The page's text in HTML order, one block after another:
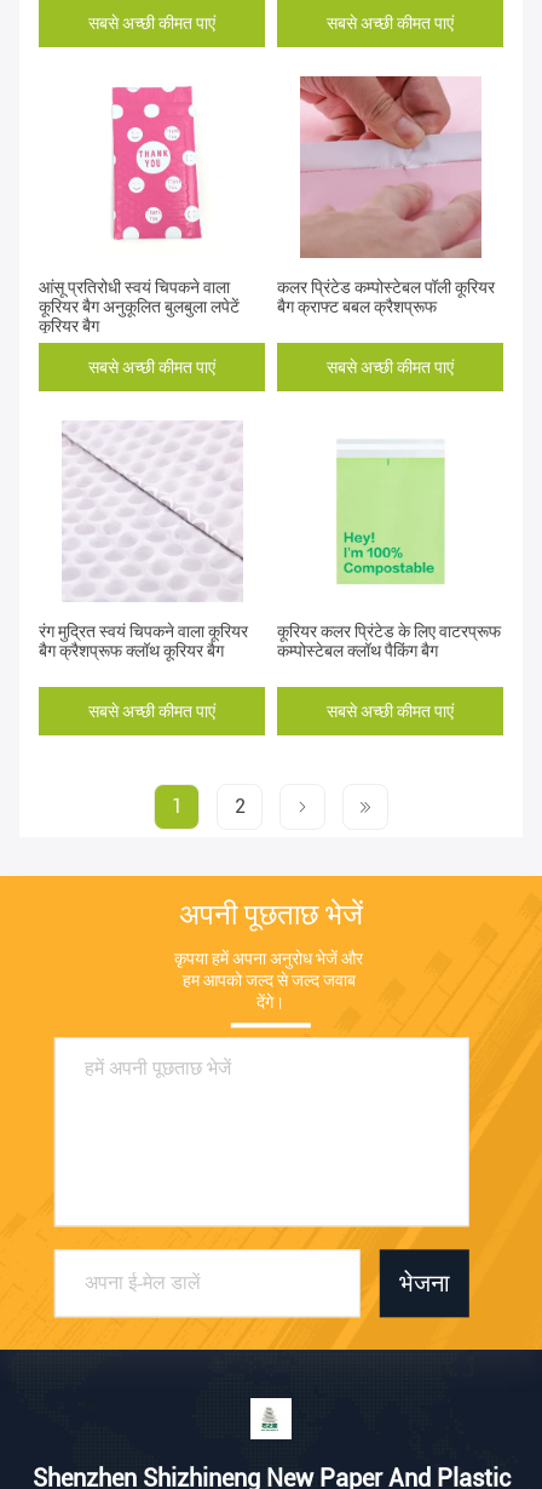
सबसे अच्छी कीमत पाएं सबसे अच्छी कीमत पाएं
आंसू प्रतिरोधी स्वयं चिपकने वाला
कूरियर बैग अनुकूलित बुलबुला लपेटें
कूरियर बैग
सबसे अच्छी कीमत पाएं
कलर प्रिंटेड कम्पोस्टेबल पॉली कूरियर
बैग क्राफ्ट बबल क्रैशप्रूफ
सबसे अच्छी कीमत पाएं
रंग मुद्रित स्वयं चिपकने वाला कूरियर
बैग क्रैशप्रूफ क्लॉथ कूरियर बैग
सबसे अच्छी कीमत पाएं
कूरियर कलर प्रिंटेड के लिए वाटरप्रूफ
कम्पोस्टेबल क्लॉथ पैकिंग बैग
सबसे अच्छी कीमत पाएं
1 2
अपनी पूछताछ भेजें
कृपया हमें अपना अनुरोध भेजें और
हम आपको जल्द से जल्द जवाब
देंगे।
भेजना
Shenzhen Shizhineng New Paper And Plastic